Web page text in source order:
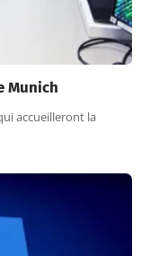
Munich
accueilleront la